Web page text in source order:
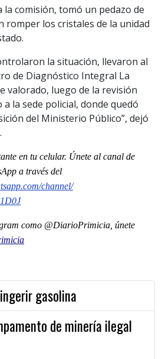
la comisión, tomó un pedazo de
romper los cristales de la unidad
la situación, llevaron al
de Diagnóstico Integral La
valorado, luego de la revisión
a la sede policial, donde quedó
del Ministerio Público”, dejó
en tu celular. Únete al canal de
a través del
channel/
como @DiarioPrimicia, únete
gasolina
de minería ilegal